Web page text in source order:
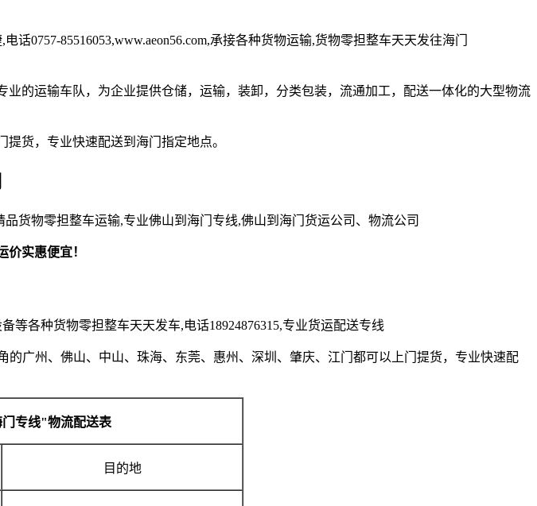
0757-85516053,www.aeon56.com,承接各种货物运输,货物零担整车天天发往海门
运输车队，为企业提供仓储，运输，装卸，分类包装，流通加工，配送一体化的大型物流
货，专业快速配送到海门指定地点。
货物零担整车运输,专业佛山到海门专线,佛山到海门货运公司、物流公司
实惠便宜！
各种货物零担整车天天发车,电话18924876315,专业货运配送专线
州、佛山、中山、珠海、东莞、惠州、深圳、肇庆、江门都可以上门提货，专业快速配
专线"物流配送表
目的地